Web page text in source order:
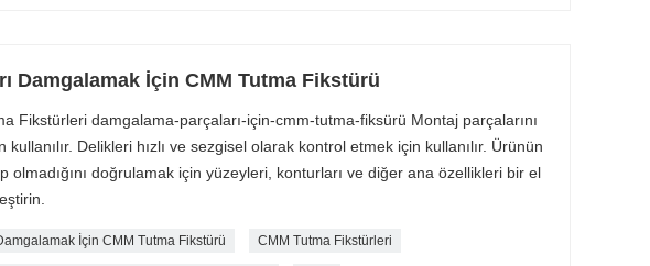
Damgalamak İçin CMM Tutma Fikstürü
Fikstürleri damgalama-parçaları-için-cmm-tutma-fiksürü Montaj parçalarını
kullanılır. Delikleri hızlı ve sezgisel olarak kontrol etmek için kullanılır. Ürünün
olmadığını doğrulamak için yüzeyleri, konturları ve diğer ana özellikleri bir el
İçin CMM Tutma Fikstürü CMM Tutma Fikstürleri